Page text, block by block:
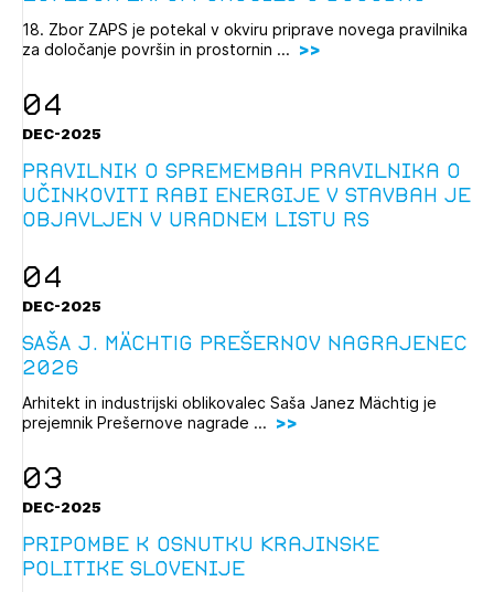
18. Zbor ZAPS je potekal v okviru priprave novega pravilnika
za določanje površin in prostornin ...
04
DEC-2025
Pravilnik o spremembah Pravilnika o
učinkoviti rabi energije v stavbah je
objavljen v Uradnem listu RS
04
DEC-2025
SAŠA J. MÄCHTIG Prešernov nagrajenec
2026
Arhitekt in industrijski oblikovalec Saša Janez Mächtig je
prejemnik Prešernove nagrade ...
03
DEC-2025
Pripombe k osnutku Krajinske
politike Slovenije